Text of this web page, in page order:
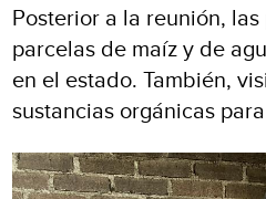
Posterior a la reunión,
parcelas de maíz y de
en el estado. También,
sustancias orgánicas